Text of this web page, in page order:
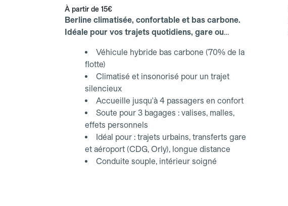
À partir de 15€
Berline climatisée, confortable et bas carbone.
Idéale pour vos trajets quotidiens, gare ou
Véhicule hybride bas carbone (70% de la
flotte)
Climatisé et insonorisé pour un trajet
silencieux
Accueille jusqu'à 4 passagers en confort
Soute pour 3 bagages : valises, malles,
effets personnels
Idéal pour : trajets urbains, transferts gare
et aéroport (CDG, Orly), longue distance
Conduite souple, intérieur soigné